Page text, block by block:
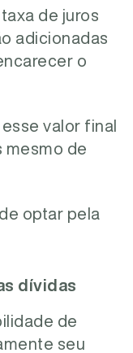
de juros
adicionadas
o
valor final
mesmo de
optar pela
dívidas
de
seu